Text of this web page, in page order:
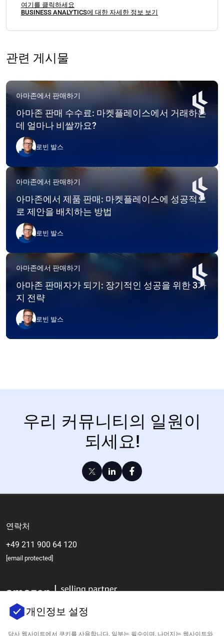
여기를 클릭하세요
BUSINESS ANALYTICS에 대한 자세한 정보 보기
관련 게시물
아마존에서 판매하기
아마존 판매 수수료: 마켓플레이스에서 거래하는
데 얼마나 비쌀까요?
로빈 발스
아마존에서 판매하기
아마존에서 제품 판매: 마켓플레이스에 성공적으
로 제안을 배치하는 방법
로빈 발스
아마존에서 판매하기
아마존 판매자가 되기: 장기적인 성공을 위한 3가
지 전략
로빈 발스
우리 커뮤니티의 일원이
되세요!
연락처
+49 211 900 64 120
[email protected]
개인정보 설정
당사 웹사이트에서 쿠키를 사용합니다. 일부는 필수이며, 나머지는 웹사이트와